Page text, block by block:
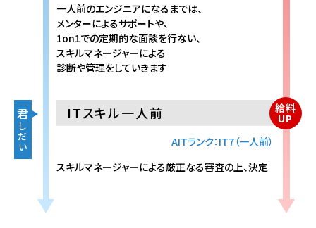
一人前のエンジニアになるまでは、
メンターによるサポートや、
1on1での定期的な面談を行ない、
スキルマネージャーによる
診断や管理をしていきます
君
し
だ
い
ITスキル一人前
AITランク：IT7（一人前）
スキルマネージャーによる厳正なる審査の上、決定
給料
UP